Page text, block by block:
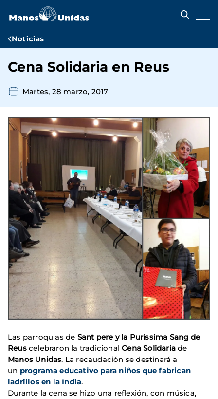
contenido
Ruta
navegación
Noticias
Cena Solidaria en Reus
Martes, 28 marzo, 2017
Las parroquias de Sant pere y la Puríssima Sang de
Reuscelebraron la tradicionalCena Solidaria de
Manos Unidas. La recaudación se destinará a
un programa educativo para niños que fabrican
ladrillos en la India.
Durante la cena se hizo una reflexión, con música,